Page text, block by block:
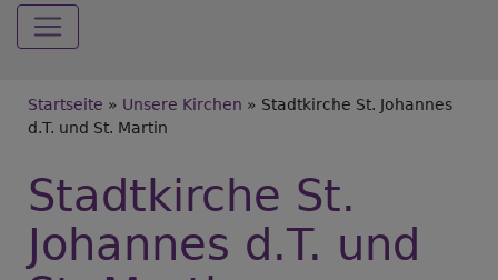
Hauptnavigation
Breadcrumb
Startseite Unsere Kirchen
Stadtkirche St. Johannes
d.T. und St. Martin
Stadtkirche St.
Johannes d.T. und